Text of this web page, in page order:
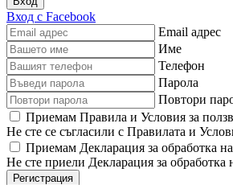
Вход с Facebook
Email адрес
Име
Телефон
Парола
Повтори
Приемам Правила и Условия за
Не сте се съгласили с Правилата и
Приемам Декларация за обработка
Не сте приели Декларация за обработка
Регистрация